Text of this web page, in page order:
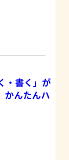
・書く」が
んたんハ